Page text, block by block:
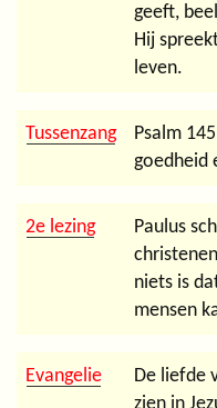
geeft,
Hij
leven.
Tussenzang
Psalm
goedheid
2e lezing
Paulus
niets is
mensen
Evangelie
De liefde
zien in